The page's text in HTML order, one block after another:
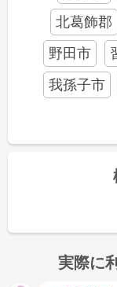
北葛飾郡
野田市
我孫子市
実際に